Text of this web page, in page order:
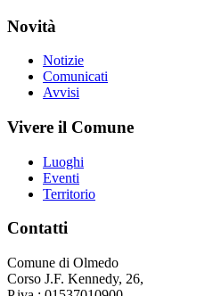
Novità
Notizie
Comunicati
Avvisi
Vivere il Comune
Luoghi
Eventi
Territorio
Contatti
Comune di Olmedo
Corso J.F. Kennedy, 26,